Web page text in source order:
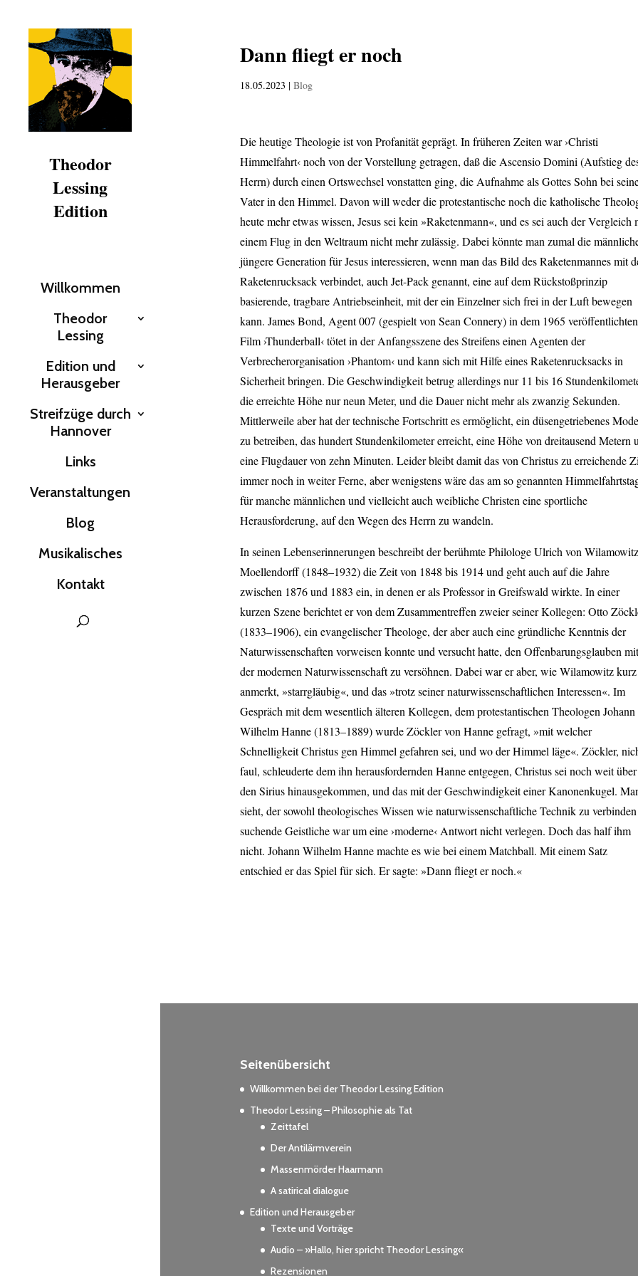
Theodor
Lessing
Edition
Willkommen
Theodor
Lessing
Edition und
Herausgeber
Streifzüge durch
Hannover
Links
Veranstaltungen
Blog
Musikalisches
Kontakt
Dann fliegt er noch
18.05.2023 | Blog
Die heutige Theologie ist von Profanität geprägt. In früheren Zeiten war ›Christi
Himmelfahrt‹ noch von der Vorstellung getragen, daß die Ascensio Domini (Aufstieg
Herrn) durch einen Ortswechsel vonstatten ging, die Aufnahme als Gottes Sohn bei
Vater in den Himmel. Davon will weder die protestantische noch die katholische
heute mehr etwas wissen, Jesus sei kein »Raketenmann«, und es sei auch der Vergleich
einem Flug in den Weltraum nicht mehr zulässig. Dabei könnte man zumal die
jüngere Generation für Jesus interessieren, wenn man das Bild des Raketenmannes mit
Raketenrucksack verbindet, auch Jet-Pack genannt, eine auf dem Rückstoßprinzip
basierende, tragbare Antriebseinheit, mit der ein Einzelner sich frei in der Luft bewegen
kann. James Bond, Agent 007 (gespielt von Sean Connery) in dem 1965 veröffentlichten
Film ›Thunderball‹ tötet in der Anfangsszene des Streifens einen Agenten der
Verbrecherorganisation ›Phantom‹ und kann sich mit Hilfe eines Raketenrucksacks in
Sicherheit bringen. Die Geschwindigkeit betrug allerdings nur 11 bis 16
die erreichte Höhe nur neun Meter, und die Dauer nicht mehr als zwanzig Sekunden.
Mittlerweile aber hat der technische Fortschritt es ermöglicht, ein düsengetriebenes
zu betreiben, das hundert Stundenkilometer erreicht, eine Höhe von dreitausend Metern
eine Flugdauer von zehn Minuten. Leider bleibt damit das von Christus zu erreichende
immer noch in weiter Ferne, aber wenigstens wäre das am so genannten
für manche männlichen und vielleicht auch weibliche Christen eine sportliche
Herausforderung, auf den Wegen des Herrn zu wandeln.
In seinen Lebenserinnerungen beschreibt der berühmte Philologe Ulrich von
Moellendorff (1848–1932) die Zeit von 1848 bis 1914 und geht auch auf die Jahre
zwischen 1876 und 1883 ein, in denen er als Professor in Greifswald wirkte. In einer
kurzen Szene berichtet er von dem Zusammentreffen zweier seiner Kollegen: Otto
(1833–1906), ein evangelischer Theologe, der aber auch eine gründliche Kenntnis der
Naturwissenschaften vorweisen konnte und versucht hatte, den Offenbarungsglauben mit
der modernen Naturwissenschaft zu versöhnen. Dabei war er aber, wie Wilamowitz kurz
anmerkt, »starrgläubig«, und das »trotz seiner naturwissenschaftlichen Interessen«. Im
Gespräch mit dem wesentlich älteren Kollegen, dem protestantischen Theologen Johann
Wilhelm Hanne (1813–1889) wurde Zöckler von Hanne gefragt, »mit welcher
Schnelligkeit Christus gen Himmel gefahren sei, und wo der Himmel läge«. Zöckler,
faul, schleuderte dem ihn herausfordernden Hanne entgegen, Christus sei noch weit über
den Sirius hinausgekommen, und das mit der Geschwindigkeit einer Kanonenkugel.
sieht, der sowohl theologisches Wissen wie naturwissenschaftliche Technik zu verbinden
suchende Geistliche war um eine ›moderne‹ Antwort nicht verlegen. Doch das half ihm
nicht. Johann Wilhelm Hanne machte es wie bei einem Matchball. Mit einem Satz
entschied er das Spiel für sich. Er sagte: »Dann fliegt er noch.«
Seitenübersicht
Willkommen bei der Theodor Lessing Edition
Theodor Lessing – Philosophie als Tat
Zeittafel
Der Antilärmverein
Massenmörder Haarmann
A satirical dialogue
Edition und Herausgeber
Texte und Vorträge
Audio – »Hallo, hier spricht Theodor Lessing«
Rezensionen